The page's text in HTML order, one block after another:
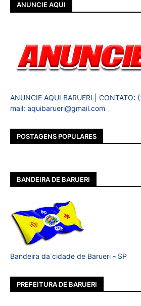
ANUNCIE AQUI
ANUNCIE AQUI BARUERI | CONTATO:
mail: aquibarueri@gmail.com
POSTAGENS POPULARES
BANDEIRA DE BARUERI
Bandeira da cidade de Barueri - SP
PREFEITURA DE BARUERI